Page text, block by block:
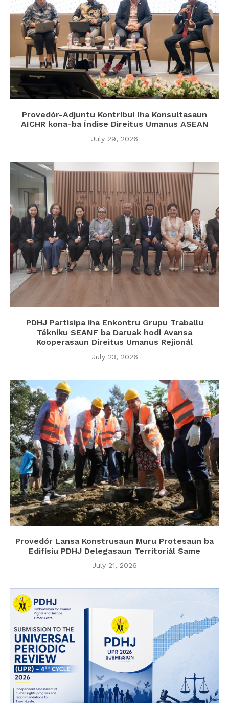
Provedór-Adjuntu Kontribui Iha Konsultasaun
AICHR kona-ba Índise Direitus Umanus ASEAN
July 29, 2026
PDHJ Partisipa iha Enkontru Grupu Traballu
Tékniku SEANF ba Daruak hodi Avansa
Kooperasaun Direitus Umanus Rejionál
July 23, 2026
Provedór Lansa Konstrusaun Muru Protesaun ba
Edifísiu PDHJ Delegasaun Territoriál Same
July 21, 2026